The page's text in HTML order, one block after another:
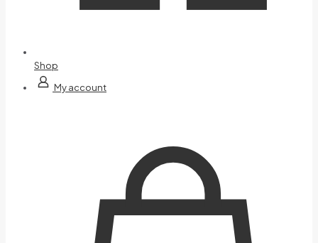
Shop
My account